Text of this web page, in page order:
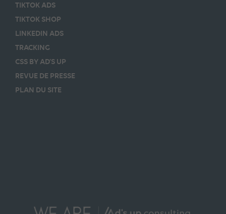
TIKTOK ADS
TIKTOK SHOP
LINKEDIN ADS
TRACKING
CSS BY AD’S UP
REVUE DE PRESSE
PLAN DU SITE